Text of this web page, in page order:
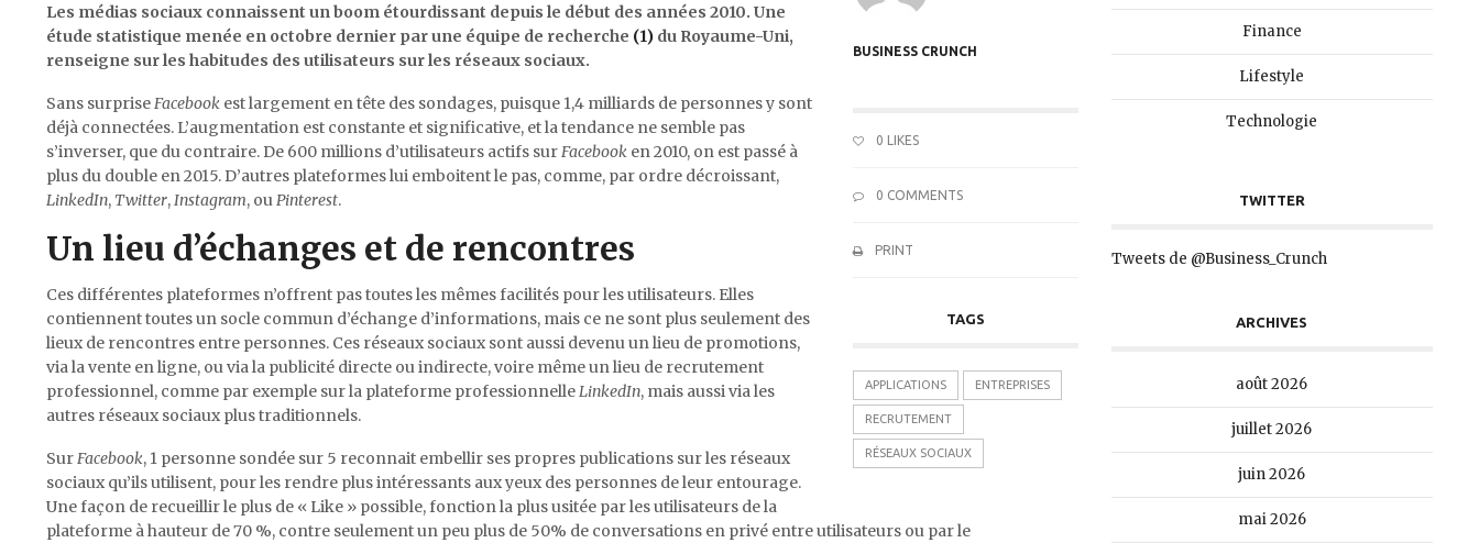
BUSINESS CRUNCH
0 LIKES
0 COMMENTS
PRINT
TAGS
APPLICATIONS ENTREPRISES
RECRUTEMENT
RÉSEAUX SOCIAUX
Les médias sociaux connaissent un boom étourdissant depuis le début des années 2010. Une
étude statistique menée en octobre dernier par une équipe de recherche (1) du Royaume-Uni,
renseigne sur les habitudes des utilisateurs sur les réseaux sociaux.
Sans surpriseFacebook est largement en tête des sondages, puisque 1,4 milliards de personnes y sont
déjà connectées. L’augmentation est constante et significative, et la tendance ne semble pas
s’inverser, que du contraire. De 600 millions d’utilisateurs actifs surFacebook en 2010, on est passé à
plus du double en 2015. D’autres plateformes lui emboitent le pas, comme, par ordre décroissant,
LinkedIn, Twitter,Instagram, ouPinterest.
Un lieu d’échanges et de rencontres
Ces différentes plateformes n’offrent pas toutes les mêmes facilités pour les utilisateurs. Elles
contiennent toutes un socle commun d’échange d’informations, mais ce ne sont plus seulement des
lieux de rencontres entre personnes. Ces réseaux sociaux sont aussi devenu un lieu de promotions,
via la vente en ligne, ou via la publicité directe ou indirecte, voire même un lieu de recrutement
professionnel, comme par exemple sur la plateforme professionnelleLinkedIn, mais aussi via les
autres réseaux sociaux plus traditionnels.
SurFacebook, 1 personne sondée sur 5 reconnait embellir ses propres publications sur les réseaux
sociaux qu’ils utilisent, pour les rendre plus intéressants aux yeux des personnes de leur entourage.
Une façon de recueillir le plus de « Like » possible, fonction la plus usitée par les utilisateurs de la
plateforme à hauteur de 70 %, contre seulement un peu plus de 50% de conversations en privé entre utilisateurs ou par le
Finance
Lifestyle
Technologie
TWITTER
Tweets de @Business_Crunch
ARCHIVES
août 2026
juillet 2026
juin 2026
mai 2026